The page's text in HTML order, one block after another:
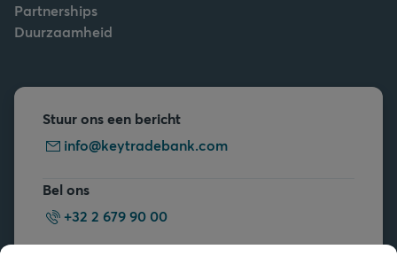
Partnerships
Duurzaamheid
Stuur ons een bericht
info@keytradebank.com
Bel ons
+32 2 679 90 00